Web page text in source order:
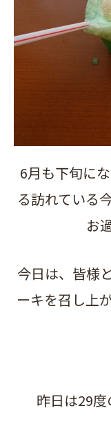
6月も下旬に
る訪れている
お
今日は、皆様
ーキを召し上
昨日は29